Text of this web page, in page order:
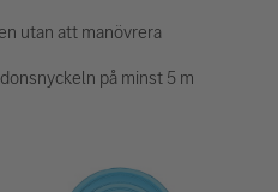
utan att manövrera
på minst 5 m